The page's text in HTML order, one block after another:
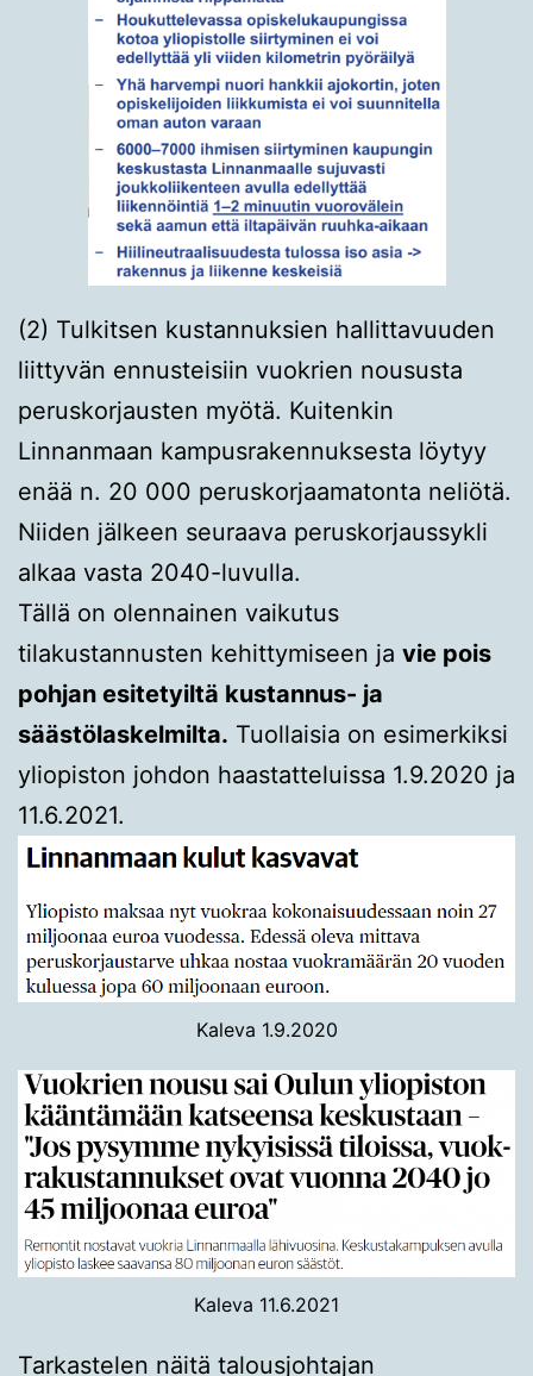
(2) Tulkitsen kustannuksien hallittavuuden
liittyvän ennusteisiin vuokrien noususta
peruskorjausten myötä. Kuitenkin
Linnanmaan kampusrakennuksesta löytyy
enää n. 20 000 peruskorjaamatonta neliötä.
Niiden jälkeen seuraava peruskorjaussykli
alkaa vasta 2040-luvulla.
Tällä on olennainen vaikutus
tilakustannusten kehittymiseen ja vie pois
pohjan esitetyiltä kustannus- ja
säästölaskelmilta. Tuollaisia on esimerkiksi
yliopiston johdon haastatteluissa 1.9.2020 ja
11.6.2021.
Kaleva 1.9.2020
Kaleva 11.6.2021
Tarkastelen näitä talousjohtajan